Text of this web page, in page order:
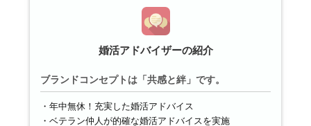
婚活アドバイザーの紹介
ブランドコンセプトは「共感と絆」です。
年中無休！充実した婚活アドバイス
ベテラン仲人が的確な婚活アドバイスを実施